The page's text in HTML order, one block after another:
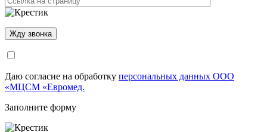
Даю согласие на обработку персональных данных ООО
«МЦСМ «Евромед.
Заполните форму